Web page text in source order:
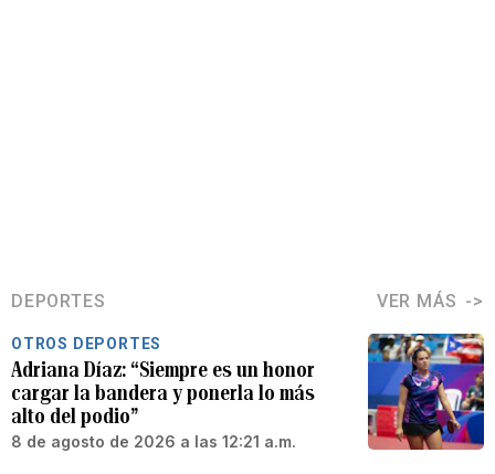
DEPORTES VER MÁS
OTROS DEPORTES
Adriana Díaz: “Siempre es un honor
cargar la bandera y ponerla lo más
alto del podio”
8 de agosto de 2026 a las 12:21 a.m.